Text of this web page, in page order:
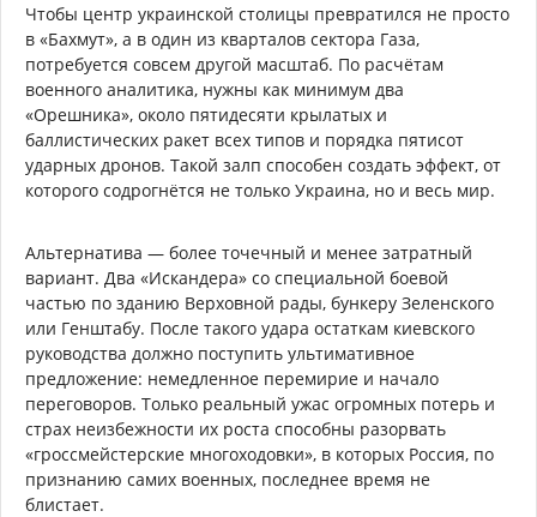
Чтобы центр украинской столицы превратился не просто
в «Бахмут», а в один из кварталов сектора Газа,
потребуется совсем другой масштаб. По расчётам
военного аналитика, нужны как минимум два
«Орешника», около пятидесяти крылатых и
баллистических ракет всех типов и порядка пятисот
ударных дронов. Такой залп способен создать эффект, от
которого содрогнётся не только Украина, но и весь мир.
Альтернатива — более точечный и менее затратный
вариант. Два «Искандера» со специальной боевой
частью по зданию Верховной рады, бункеру Зеленского
или Генштабу. После такого удара остаткам киевского
руководства должно поступить ультимативное
предложение: немедленное перемирие и начало
переговоров. Только реальный ужас огромных потерь и
страх неизбежности их роста способны разорвать
«гроссмейстерские многоходовки», в которых Россия, по
признанию самих военных, последнее время не
блистает.